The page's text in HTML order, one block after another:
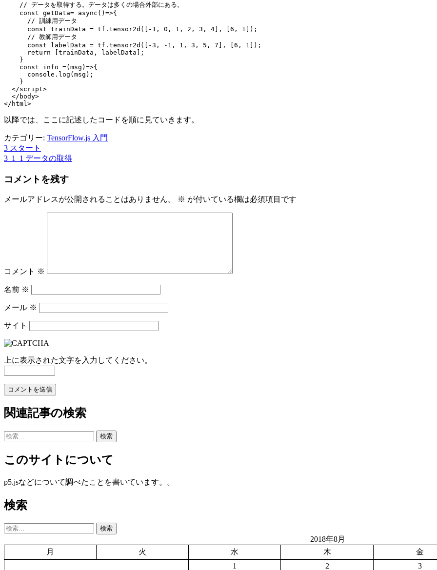
    // データを取得する。データは多くの場合外部にある。
    const getData= async()=>{
      // 訓練用データ
      const trainData = tf.tensor2d([-1, 0, 1, 2, 3, 4], [6, 1]);
      // 教師用データ
      const labelData = tf.tensor2d([-3, -1, 1, 3, 5, 7], [6, 1]);
      return [trainData, labelData];
    }
    const info =(msg)=>{
      console.log(msg);
    }
  </script>
  </body>
</html>
以降では、ここに記述したコードを順に見ていきます。
カテゴリー: TensorFlow.js 入門
投
稿
ナ
ビ
ン
3 スタート
3_1_1 データの取得
コメントを残す
メールアドレスが公開されることはありません。 ※ が付いている欄は必須項目です
コメント ※
名前 ※
メール ※
サイト
上に表示された文字を入力してください。
関連記事の検索
検
このサイトについて
p5.jsなどについて調べたことを書いています。。
検索
検
2018年8月
月
火 水 木
金
1
2
3